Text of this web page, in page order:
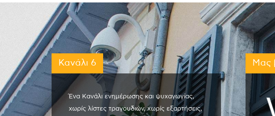
Κανάλι 6
Ένα Κανάλι ενημέρωσης και ψυχαγωγίας,
χωρίς λίστες τραγουδιών, χωρίς εξαρτήσεις,
Μας